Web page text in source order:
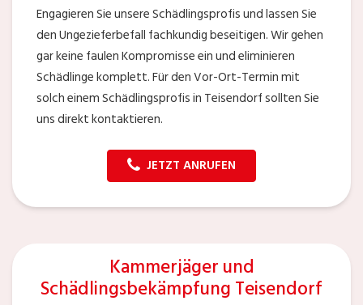
Engagieren Sie unsere Schädlingsprofis und lassen Sie
den Ungezieferbefall fachkundig beseitigen. Wir gehen
gar keine faulen Kompromisse ein und eliminieren
Schädlinge komplett. Für den Vor-Ort-Termin mit
solch einem Schädlingsprofis in Teisendorf sollten Sie
uns direkt kontaktieren.
JETZT ANRUFEN
Kammerjäger und
Schädlingsbekämpfung Teisendorf